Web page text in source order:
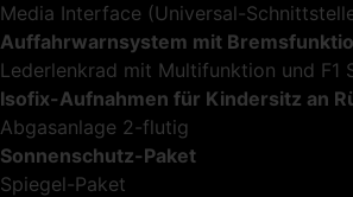
Media Interface (Universal-
Auffahrwarnsystem mit
Lederlenkrad mit Multifunktion und F1
Isofix-Aufnahmen für Kindersitz an
Abgasanlage 2-flutig
Sonnenschutz-Paket
Spiegel-Paket